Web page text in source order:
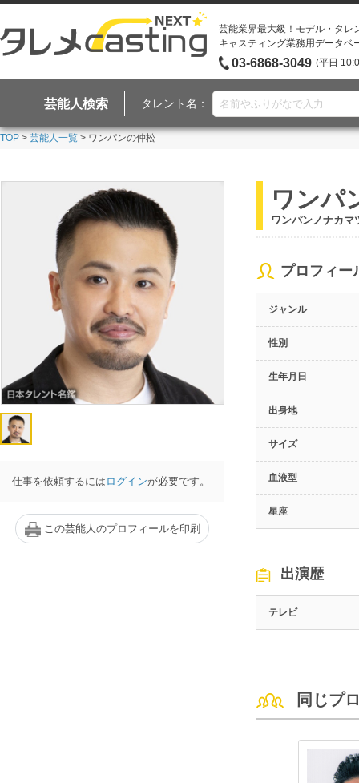
芸能業界最大級！モデル・タレ
キャスティング業務用データベ
03-6868-3049 (平日
芸能人検索 タレント名：
TOP > 芸能人一覧 > ワンパンの仲松
仕事を依頼するには ログインが必要です。
この芸能人のプロフィールを印刷
ワンパ
ワンパンノナカマ
プロフィー
ジャンル
性別
生年月日
出身地
サイズ
血液型
星座
出演歴
テレビ
同じプ